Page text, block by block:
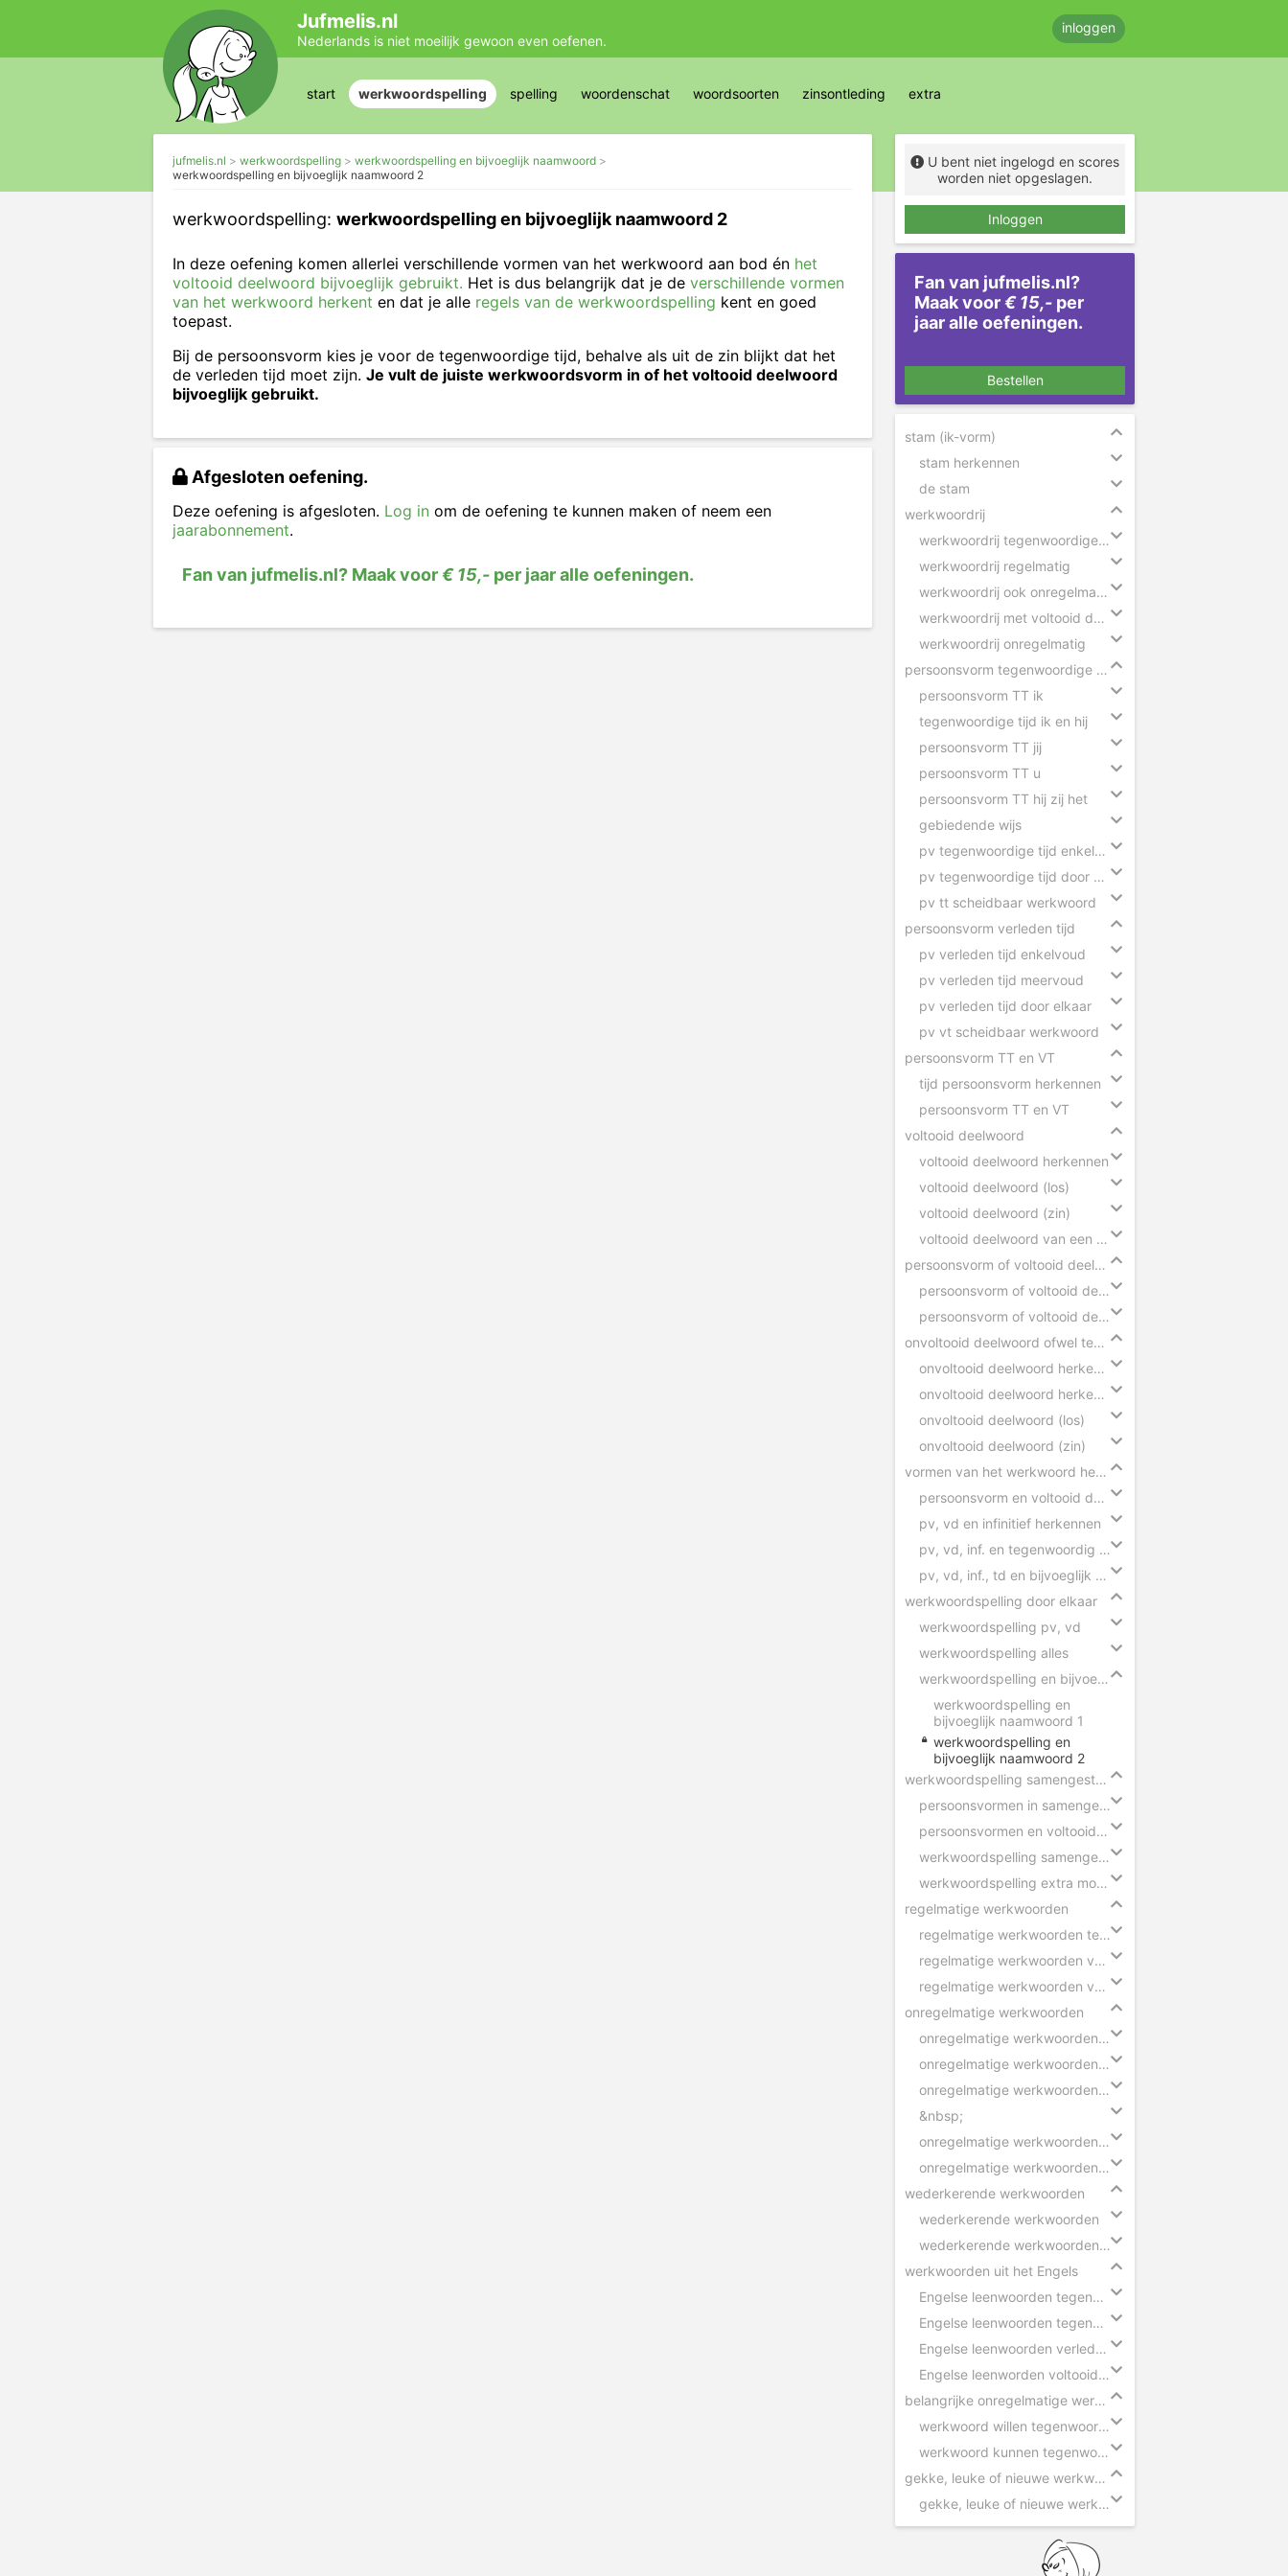
Jufmelis.nl
Nederlands is niet moeilijk gewoon even oefenen.
inloggen
start werkwoordspelling spelling woordenschat woordsoorten zinsontleding extra
jufmelis.nl werkwoordspelling
werkwoordspelling en bijvoeglijk naamwoord
werkwoordspelling en bijvoeglijk naamwoord 2
werkwoordspelling: werkwoordspelling en bijvoeglijk naamwoord 2
In deze oefening komen allerlei verschillende vormen van het werkwoord aan bod én het
voltooid deelwoord bijvoeglijk gebruikt. Het is dus belangrijk dat je de verschillende vormen
van het werkwoord herkent en dat je alle regels van de werkwoordspelling kent en goed
toepast.
Bij de persoonsvorm kies je voor de tegenwoordige tijd, behalve als uit de zin blijkt dat het
de verleden tijd moet zijn. Je vult de juiste werkwoordsvorm in of het voltooid deelwoord
bijvoeglijk gebruikt.
Afgesloten oefening.
Deze oefening is afgesloten. Log in om de oefening te kunnen maken of neem een
jaarabonnement.
Fan van jufmelis.nl? Maak voor€ 15,- per jaar alle oefeningen.
U bent niet ingelogd en scores
worden niet opgeslagen.
Inloggen
Fan van jufmelis.nl?
Maak voor€ 15,- per
jaar alle oefeningen.
Bestellen
stam (ik-vorm)
stam herkennen
de stam
werkwoordrij
werkwoordrij tegenwoordige tijd
werkwoordrij regelmatig
werkwoordrij ook onregelmatig
werkwoordrij met voltooid deelwoord
werkwoordrij onregelmatig
persoonsvorm tegenwoordige tijd
persoonsvorm TT ik
tegenwoordige tijd ik en hij
persoonsvorm TT jij
persoonsvorm TT u
persoonsvorm TT hij zij het
gebiedende wijs
pv tegenwoordige tijd enkelvoud
pv tegenwoordige tijd door elkaar
pv tt scheidbaar werkwoord
persoonsvorm verleden tijd
pv verleden tijd enkelvoud
pv verleden tijd meervoud
pv verleden tijd door elkaar
pv vt scheidbaar werkwoord
persoonsvorm TT en VT
tijd persoonsvorm herkennen
persoonsvorm TT en VT
voltooid deelwoord
voltooid deelwoord herkennen
voltooid deelwoord (los)
voltooid deelwoord (zin)
voltooid deelwoord van een scheidbaar werkwoord
persoonsvorm of voltooid deelwoord
persoonsvorm of voltooid deelwoord
persoonsvorm of voltooid deelwoord slepen
onvoltooid deelwoord ofwel tegenwoordig deelwoord
onvoltooid deelwoord herkennen (zinnen)
onvoltooid deelwoord herkennen (woorden)
onvoltooid deelwoord (los)
onvoltooid deelwoord (zin)
vormen van het werkwoord herkennen
persoonsvorm en voltooid deelwoord herkennen
pv, vd en infinitief herkennen
pv, vd, inf. en tegenwoordig deelwoord herkennen
pv, vd, inf., td en bijvoeglijk naamwoord herkennen
werkwoordspelling door elkaar
werkwoordspelling pv, vd
werkwoordspelling alles
werkwoordspelling en bijvoeglijk naamwoord
werkwoordspelling en
bijvoeglijk naamwoord 1
werkwoordspelling en
bijvoeglijk naamwoord 2
werkwoordspelling samengestelde zinnen
persoonsvormen in samengestelde zin
persoonsvormen en voltooid deelwoorden
werkwoordspelling samengestelde zin
werkwoordspelling extra moeilijk
regelmatige werkwoorden
regelmatige werkwoorden tegenwoordige tijd
regelmatige werkwoorden verleden tijd
regelmatige werkwoorden voltooid deelwoord
onregelmatige werkwoorden
onregelmatige werkwoorden verleden tijd - ik
onregelmatige werkwoorden verleden tijd - wij
onregelmatige werkwoorden voltooid deelwoord
&nbsp;
onregelmatige werkwoorden verleden tijd - zinnen
onregelmatige werkwoorden voltooid deelwoord - zinnen
wederkerende werkwoorden
wederkerende werkwoorden
wederkerende werkwoorden in zinnen
werkwoorden uit het Engels
Engelse leenwoorden tegenwoordige tijd - ik
Engelse leenwoorden tegenwoordige tijd - hij
Engelse leenwoorden verleden tijd
Engelse leenworden voltooid deelwoord
belangrijke onregelmatige werkwoorden
werkwoord willen tegenwoordige tijd
werkwoord kunnen tegenwoordige tijd
gekke, leuke of nieuwe werkwoorden
gekke, leuke of nieuwe werkwoorden